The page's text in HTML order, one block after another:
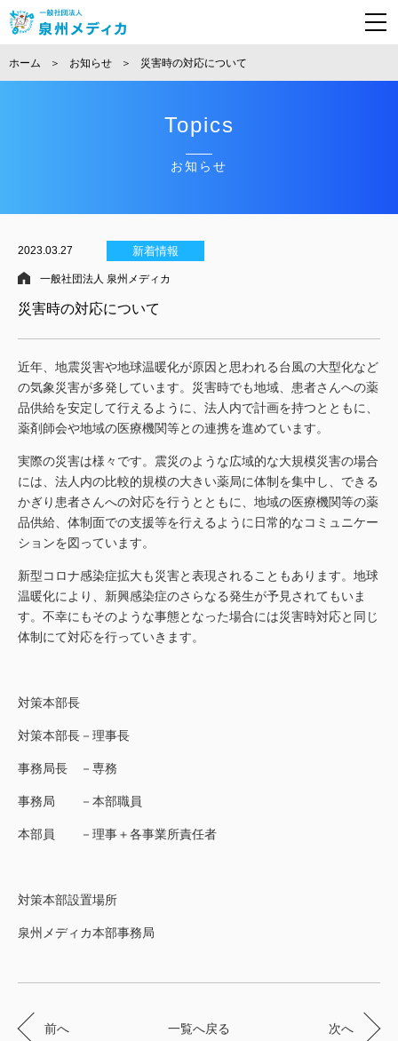
ホーム お知らせ 災害時の対応について
Topics
お知らせ
2023.03.27 新着情報
一般社団法人 泉州メディカ
災害時の対応について
近年、地震災害や地球温暖化が原因と思われる台風の大型化など
の気象災害が多発しています。災害時でも地域、患者さんへの薬
品供給を安定して行えるように、法人内で計画を持つとともに、
薬剤師会や地域の医療機関等との連携を進めています。
実際の災害は様々です。震災のような広域的な大規模災害の場合
には、法人内の比較的規模の大きい薬局に体制を集中し、できる
かぎり患者さんへの対応を行うとともに、地域の医療機関等の薬
品供給、体制面での支援等を行えるように日常的なコミュニケー
ションを図っています。
新型コロナ感染症拡大も災害と表現されることもあります。地球
温暖化により、新興感染症のさらなる発生が予見されてもいま
す。不幸にもそのような事態となった場合には災害時対応と同じ
体制にて対応を行っていきます。
対策本部長
対策本部長－理事長
事務局長 －専務
事務局 －本部職員
本部員 －理事＋各事業所責任者
対策本部設置場所
泉州メディカ本部事務局
前へ 一覧へ戻る 次へ